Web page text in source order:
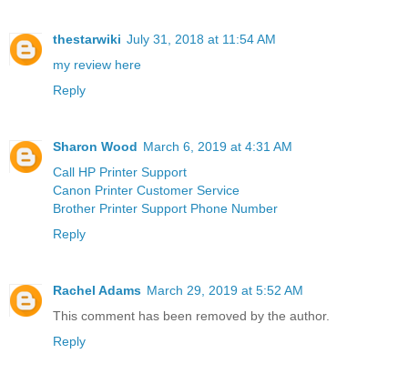
thestarwiki July 31, 2018 at 11:54 AM
my review here
Reply
Sharon Wood March 6, 2019 at 4:31 AM
Call HP Printer Support
Canon Printer Customer Service
Brother Printer Support Phone Number
Reply
Rachel Adams March 29, 2019 at 5:52 AM
This comment has been removed by the author.
Reply